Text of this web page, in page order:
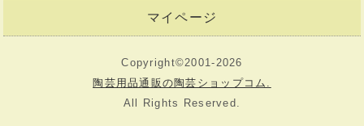
マイページ
Copyright©2001-2026
陶芸用品通販の陶芸ショップコム.
All Rights Reserved.